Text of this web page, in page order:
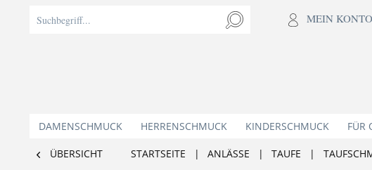
MEIN KONTO
DAMENSCHMUCK HERRENSCHMUCK KINDERSCHMUCK FÜR
ÜBERSICHT STARTSEITE | ANLÄSSE | TAUFE |